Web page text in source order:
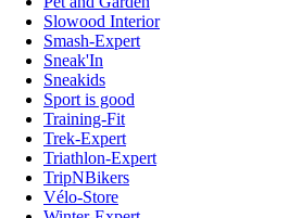
Slowood Interior
Smash-Expert
Sneak'In
Sneakids
Sport is good
Training-Fit
Trek-Expert
Triathlon-Expert
TripNBikers
Vélo-Store